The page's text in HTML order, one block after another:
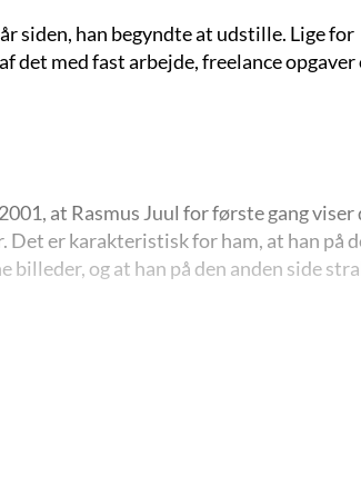
siden, han begyndte at udstille. Lige for
det med fast arbejde, freelance opgaver
at Rasmus Juul for første gang viser
er karakteristisk for ham, at han på
og at han på den anden side